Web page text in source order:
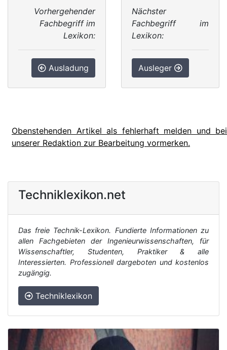
Vorhergehender
Fachbegriff im
Lexikon:
Ausladung
Nächster
Fachbegriff im
Lexikon:
Ausleger
Obenstehenden Artikel als fehlerhaft melden und bei
unserer Redaktion zur Bearbeitung vormerken.
Techniklexikon.net
Das freie Technik-Lexikon. Fundierte Informationen zu
allen Fachgebieten der Ingenieurwissenschaften, für
Wissenschaftler, Studenten, Praktiker & alle
Interessierten. Professionell dargeboten und kostenlos
zugängig.
Techniklexikon